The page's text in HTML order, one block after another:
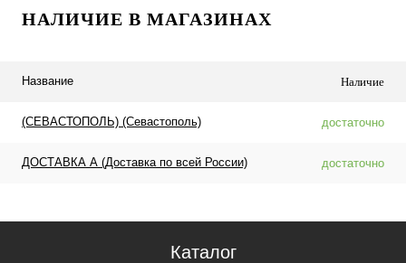
НАЛИЧИЕ В МАГАЗИНАХ
Название Наличие
(СЕВАСТОПОЛЬ) (Севастополь) достаточно
ДОСТАВКА А (Доставка по всей России) достаточно
Каталог